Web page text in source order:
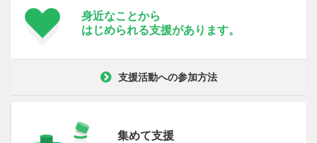
身近なことから
はじめられる支援があります。
支援活動への参加方法
集めて支援